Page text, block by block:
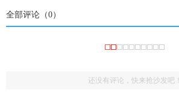
全部评论（0）
还没有评论，快来抢沙发吧！